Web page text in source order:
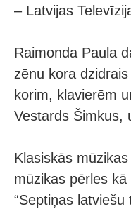
– Latvijas
Raimonda Paula
zēnu kora
korim, klavierēm
Vestards Šimkus,
Klasiskās
mūzikas pērles
“Septiņas